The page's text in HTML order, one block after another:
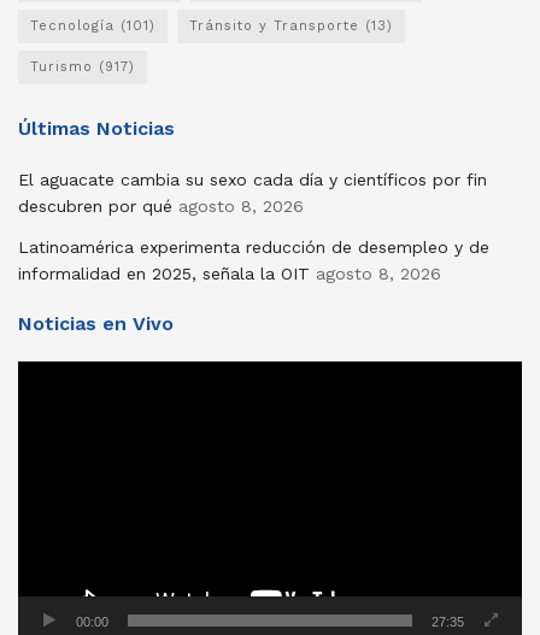
Tecnología (101) Tránsito y Transporte (13)
Turismo (917)
Últimas Noticias
El aguacate cambia su sexo cada día y científicos por fin
descubren por qué agosto 8, 2026
Latinoamérica experimenta reducción de desempleo y de
informalidad en 2025, señala la OIT agosto 8, 2026
Noticias en Vivo
00:00 27:35